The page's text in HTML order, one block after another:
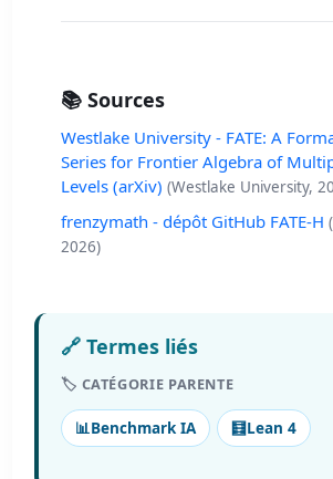
📚 Sources
Westlake University - FATE: A
Series for Frontier Algebra of
Levels (arXiv) (Westlake University,
frenzymath - dépôt GitHub FATE-H
2026)
🔗 Termes liés
🏷️ CATÉGORIE PARENTE
📊Benchmark IA 🧮Lean 4